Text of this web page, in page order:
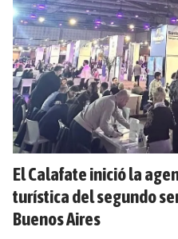
El Calafate inició la
turística del segundo
Buenos Aires